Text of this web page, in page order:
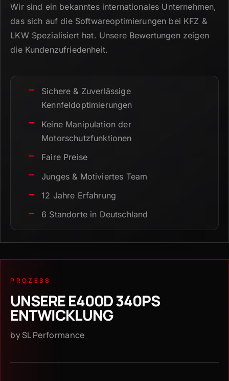
Wir sind ein bekanntes internationales Unternehmen,
das sich auf die Softwareoptimierungen bei KFZ &
LKW Spezialisiert hat. Unsere Bewertungen zeigen
die Kundenzufriedenheit.
Sichere & Zuverlässige
Kennfeldoptimierungen
Keine Manipulation der
Motorschutzfunktionen
Faire Preise
Junges & Motiviertes Team
12 Jahre Erfahrung
6 Standorte in Deutschland
PROZESS
UNSERE E400D 340PS
ENTWICKLUNG
by SL Performance